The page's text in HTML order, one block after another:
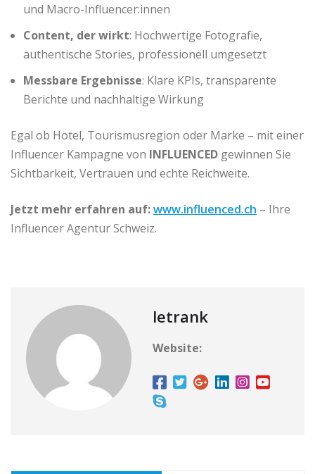
und Macro-Influencer:innen
Content, der wirkt: Hochwertige Fotografie,
authentische Stories, professionell umgesetzt
Messbare Ergebnisse: Klare KPIs, transparente
Berichte und nachhaltige Wirkung
Egal ob Hotel, Tourismusregion oder Marke – mit einer
Influencer Kampagne von INFLUENCED gewinnen Sie
Sichtbarkeit, Vertrauen und echte Reichweite.
Jetzt mehr erfahren auf:www.influenced.ch – Ihre
Influencer Agentur Schweiz.
letrank
Website: